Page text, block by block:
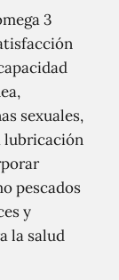
3
sexuales,
lubricación
pescados
y
la salud